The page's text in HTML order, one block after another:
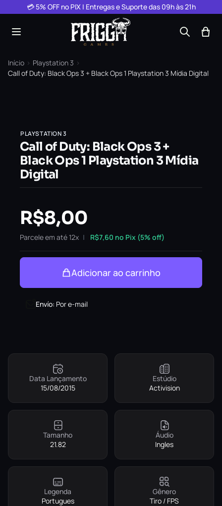
Pular para o conteúdo
💳 5% OFF no PIX | Entregas e Suporte das 09h às 21h
Início › Playstation 3 ›
Call of Duty: Black Ops 3 + Black Ops 1 Playstation 3 Mídia Digital
PLAYSTATION 3
Call of Duty: Black Ops 3 +
Black Ops 1 Playstation 3 Mídia
Digital
R$8,00
Parcele em até 12x R$7,60 no Pix (5% off)
Adicionar ao carrinho
Envío: Por e-mail
Data Lançamento
15/08/2015
Estúdio
Activision
Tamanho
21.82
Áudio
Ingles
Legenda
Portugues
Gênero
Tiro / FPS